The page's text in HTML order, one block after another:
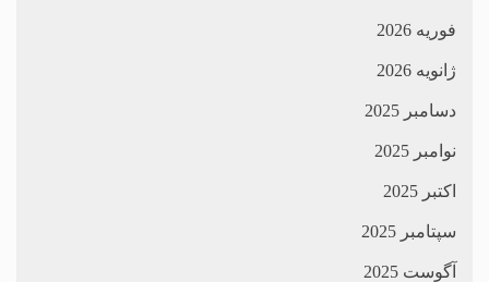
فوریه 2026
ژانویه 2026
دسامبر 2025
نوامبر 2025
اکتبر 2025
سپتامبر 2025
آگوست 2025